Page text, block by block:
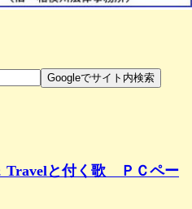
Travelと付く歌 ＰＣペー